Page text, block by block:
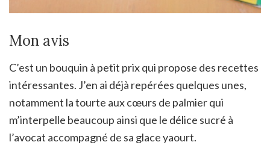
Mon avis
C’est un bouquin à petit prix qui propose des recettes
intéressantes. J’en ai déjà repérées quelques unes,
notamment la tourte aux cœurs de palmier qui
m’interpelle beaucoup ainsi que le délice sucré à
l’avocat accompagné de sa glace yaourt.